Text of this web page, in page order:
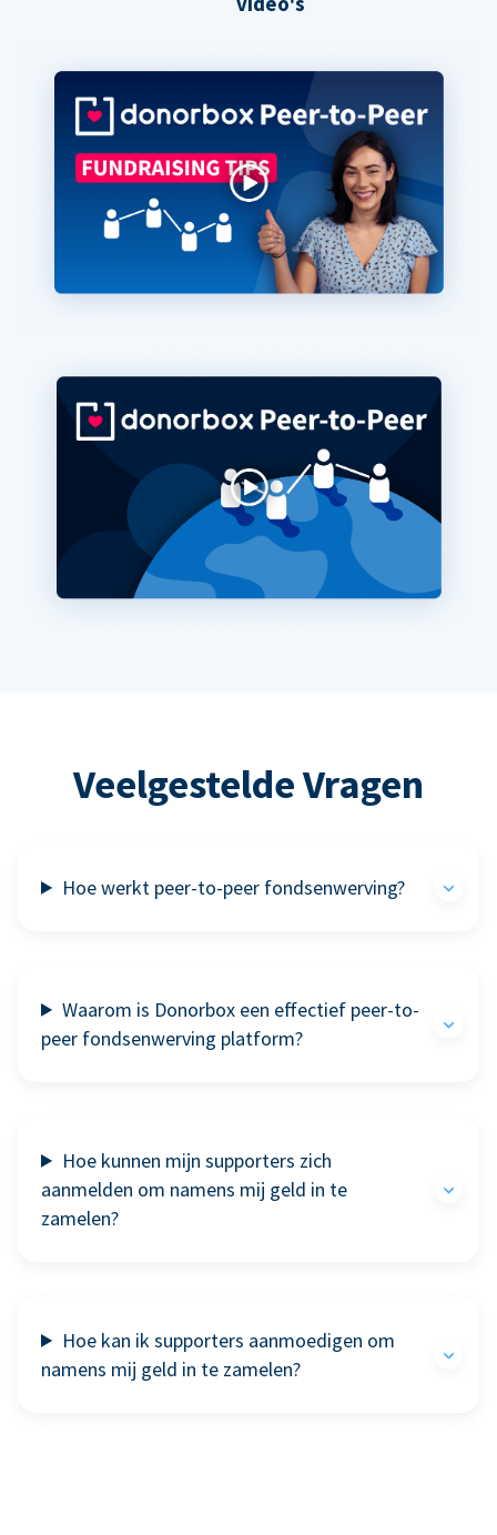
Veelgestelde Vragen
Hoe werkt peer-to-peer fondsenwerving?
Waarom is Donorbox een effectief peer-to-
peer fondsenwerving platform?
Hoe kunnen mijn supporters zich
aanmelden om namens mij geld in te
zamelen?
Hoe kan ik supporters aanmoedigen om
namens mij geld in te zamelen?